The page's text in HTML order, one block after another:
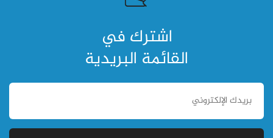
اشترك في
القائمة البريدية